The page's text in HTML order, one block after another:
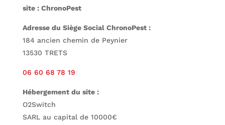
site : ChronoPest
Adresse du Siège Social ChronoPest :
184 ancien chemin de Peynier
13530 TRETS
91 87
86 0
6 60
Hébergement du site :
O2Switch
SARL au capital de 10000€